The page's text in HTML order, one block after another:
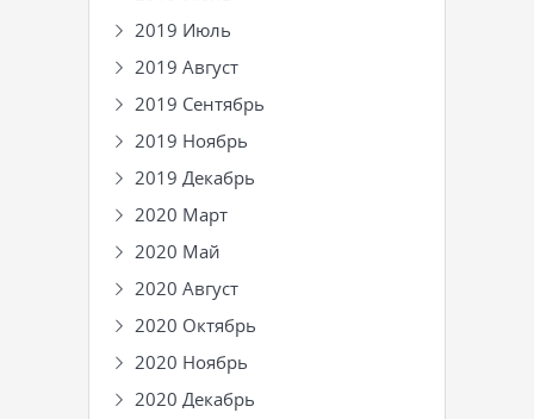
2019 Июль
2019 Август
2019 Сентябрь
2019 Ноябрь
2019 Декабрь
2020 Март
2020 Май
2020 Август
2020 Октябрь
2020 Ноябрь
2020 Декабрь